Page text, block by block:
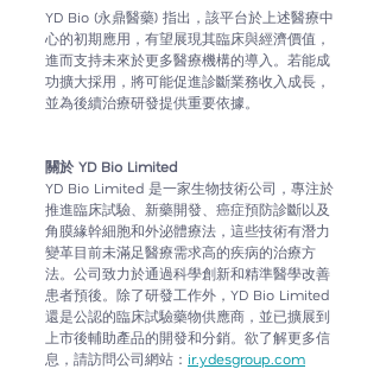
YD Bio (永鼎醫藥) 指出，該平台於上述醫療中
心的初期應用，有望展現其臨床與經濟價值，
進而支持未來於更多醫療機構的導入。若能成
功擴大採用，將可能促進診斷業務收入成長，
並為後續治療研發提供重要依據。
關於 YD Bio Limited
YD Bio Limited 是一家生物技術公司，專注於
推進臨床試驗、新藥開發、癌症預防診斷以及
角膜緣幹細胞和外泌體療法，這些技術有潛力
變革目前未滿足醫療需求高的疾病的治療方
法。公司致力於通過科學創新和精準醫學改善
患者預後。除了研發工作外，YD Bio Limited
還是公認的臨床試驗藥物供應商，並已擴展到
上市後輔助產品的開發和分銷。欲了解更多信
息，請訪問公司網站： ir.ydesgroup.com